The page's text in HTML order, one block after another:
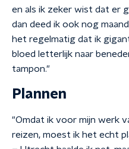
en als ik zeker wist dat er
dan deed ik ook nog
het regelmatig dat ik
bloed letterlijk naar
tampon."
Plannen
"Omdat ik voor mijn werk
reizen, moest ik het echt